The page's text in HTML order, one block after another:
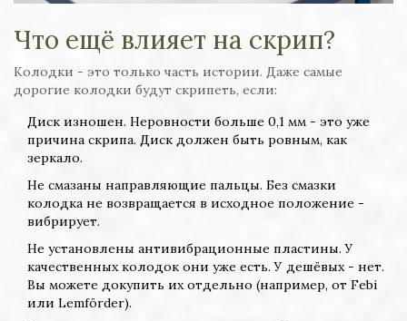
Что ещё влияет на скрип?
Колодки - это только часть истории. Даже самые
дорогие колодки будут скрипеть, если:
Диск изношен. Неровности больше 0,1 мм - это уже
причина скрипа. Диск должен быть ровным, как
зеркало.
Не смазаны направляющие пальцы. Без смазки
колодка не возвращается в исходное положение -
вибрирует.
Не установлены антивибрационные пластины. У
качественных колодок они уже есть. У дешёвых - нет.
Вы можете докупить их отдельно (например, от Febi
или Lemförder).